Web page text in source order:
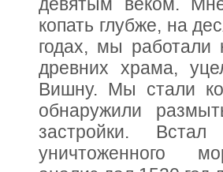
копать глубже, на
годах, мы
древних храма,
Вишну. Мы стали
обнаружили
застройки.
уничтоженного